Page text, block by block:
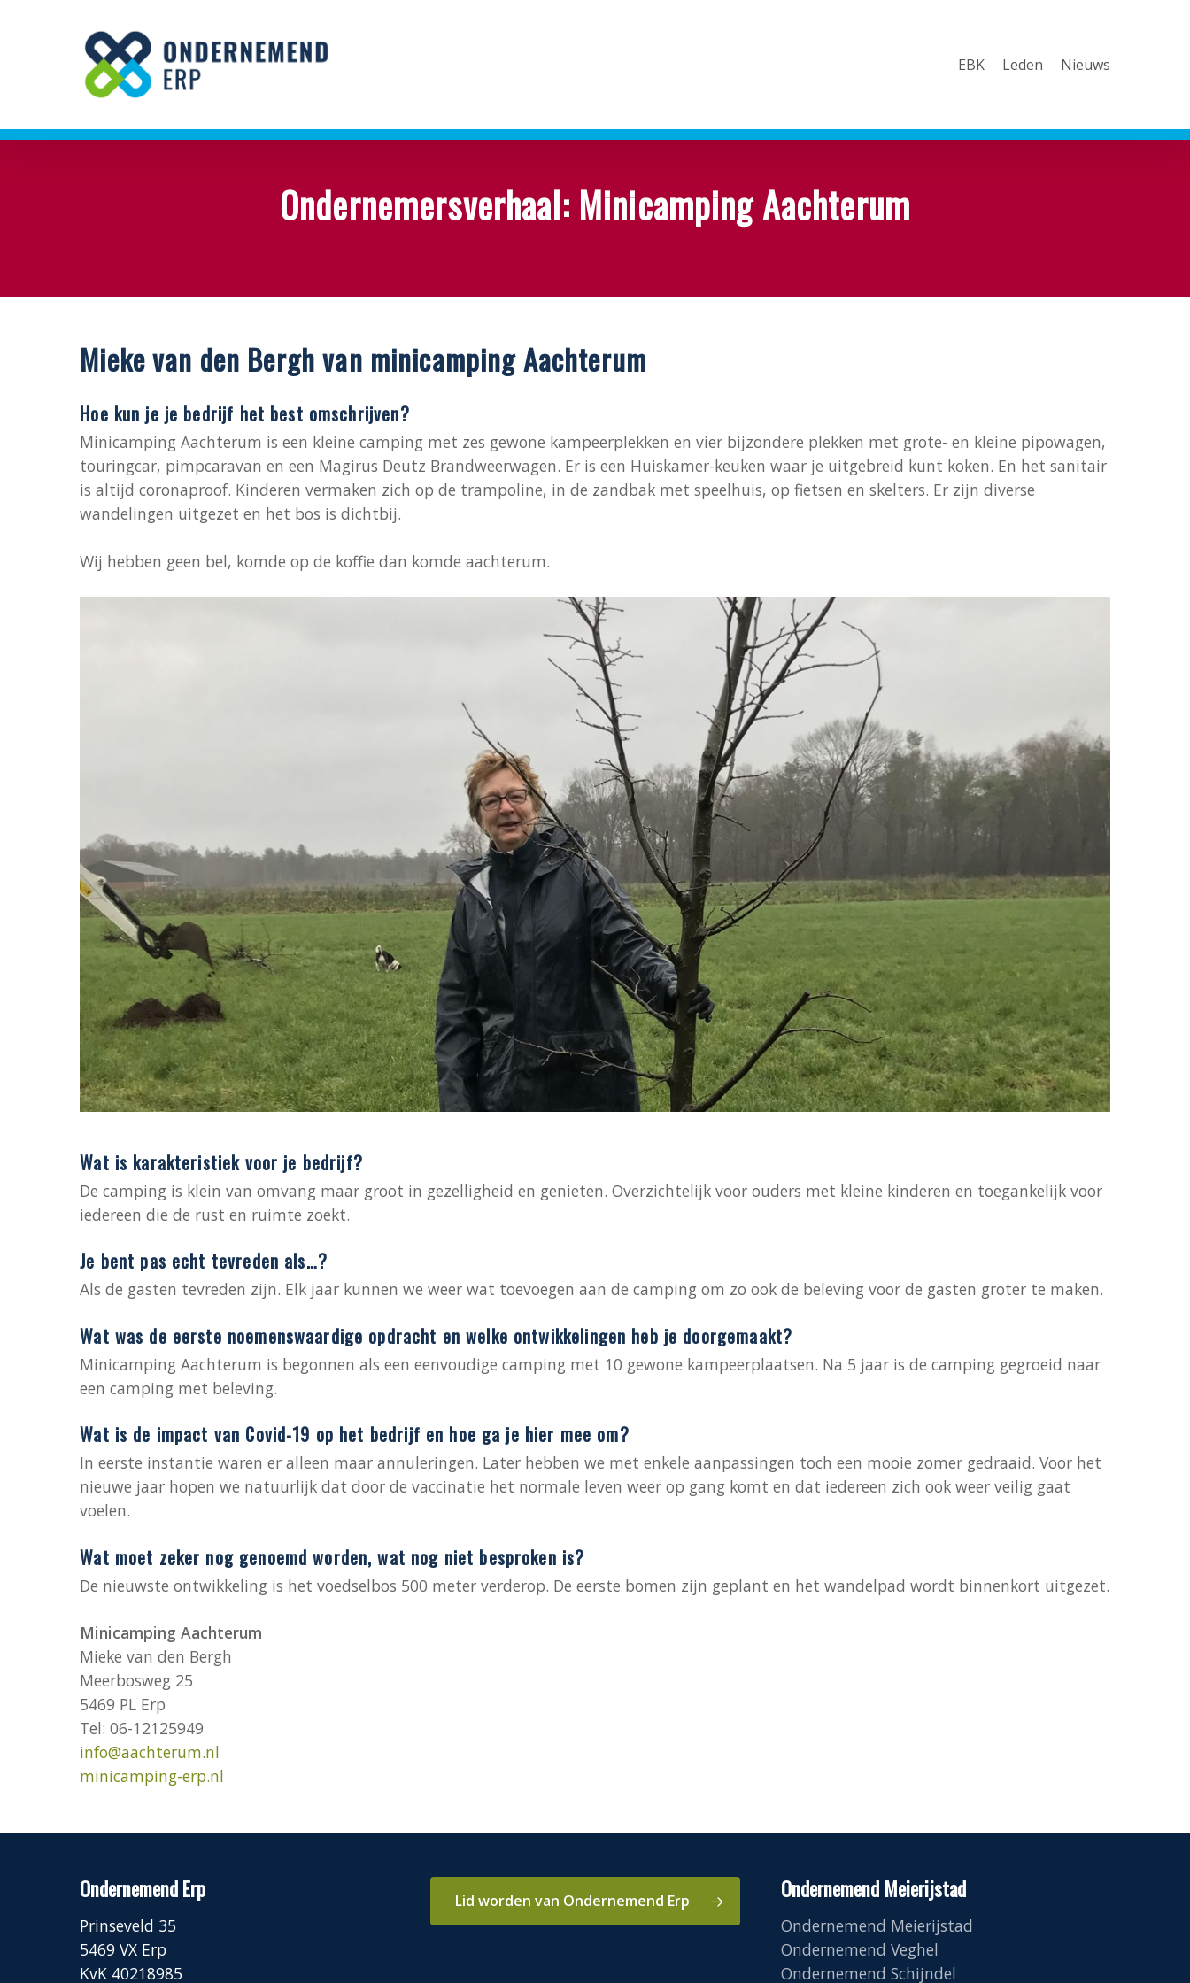
EBK Leden Nieuws
Ondernemersverhaal: Minicamping Aachterum
Mieke van den Bergh van minicamping Aachterum
Hoe kun je je bedrijf het best omschrijven?
Minicamping Aachterum is een kleine camping met zes gewone kampeerplekken en vier bijzondere plekken met grote- en kleine pipowagen,
touringcar, pimpcaravan en een Magirus Deutz Brandweerwagen. Er is een Huiskamer-keuken waar je uitgebreid kunt koken. En het sanitair
is altijd coronaproof. Kinderen vermaken zich op de trampoline, in de zandbak met speelhuis, op fietsen en skelters. Er zijn diverse
wandelingen uitgezet en het bos is dichtbij.
Wij hebben geen bel, komde op de koffie dan komde aachterum.
Wat is karakteristiek voor je bedrijf?
De camping is klein van omvang maar groot in gezelligheid en genieten. Overzichtelijk voor ouders met kleine kinderen en toegankelijk voor
iedereen die de rust en ruimte zoekt.
Je bent pas echt tevreden als…?
Als de gasten tevreden zijn. Elk jaar kunnen we weer wat toevoegen aan de camping om zo ook de beleving voor de gasten groter te maken.
Wat was de eerste noemenswaardige opdracht en welke ontwikkelingen heb je doorgemaakt?
Minicamping Aachterum is begonnen als een eenvoudige camping met 10 gewone kampeerplaatsen. Na 5 jaar is de camping gegroeid naar
een camping met beleving.
Wat is de impact van Covid-19 op het bedrijf en hoe ga je hier mee om?
In eerste instantie waren er alleen maar annuleringen. Later hebben we met enkele aanpassingen toch een mooie zomer gedraaid. Voor het
nieuwe jaar hopen we natuurlijk dat door de vaccinatie het normale leven weer op gang komt en dat iedereen zich ook weer veilig gaat
voelen.
Wat moet zeker nog genoemd worden, wat nog niet besproken is?
De nieuwste ontwikkeling is het voedselbos 500 meter verderop. De eerste bomen zijn geplant en het wandelpad wordt binnenkort uitgezet.
Minicamping Aachterum
Mieke van den Bergh
Meerbosweg 25
5469 PL Erp
Tel: 06-12125949
info@aachterum.nl
minicamping-erp.nl
Ondernemend Erp
Prinseveld 35
5469 VX Erp
KvK 40218985
Lid worden van Ondernemend Erp Ondernemend Meierijstad
Ondernemend Meierijstad
Ondernemend Veghel
Ondernemend Schijndel